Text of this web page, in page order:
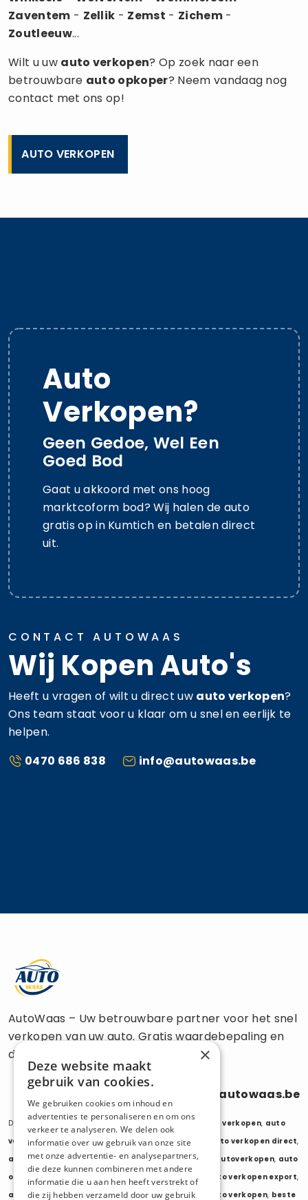
Zaventem - Zellik - Zemst - Zichem-
Zoutleeuw...
Wilt u uw auto verkopen? Op zoek naar een
betrouwbare auto opkoper? Neem vandaag nog
contact met ons op!
AUTO VERKOPEN
Auto
Verkopen?
Geen Gedoe, Wel Een
Goed Bod
Gaat u akkoord met ons hoog
marktcoform bod? Wij halen de auto
gratis op in Kumtich en betalen direct
uit.
CONTACT AUTOWAAS
Wij Kopen Auto's
Heeft u vragen of wilt u direct uw auto verkopen?
Ons team staat voor u klaar om u snel en eerlijk te
helpen.
0470 686 838
info@autowaas.be
AutoWaas – Uw betrouwbare partner voor het snel
verkopen van uw auto. Gratis waardebepaling en
directe uitbetaling.
info@autowaas.be
Diensten: auto verkopen auto export verkopen, auto
verkopen export,auto verkopen zonder keuring auto verkopen direct,
auto tweedehands verkopen,mijn auto verkopen autoverkopen, auto
opkopers
opkoper auto , export auto verkopen auto verkopen export,
auto opkoper export,opkopen van auto's,oude auto verkopen, beste
×
Deze website maakt
gebruik van cookies.
We gebruiken cookies om inhoud en
advertenties te personaliseren en om ons
verkeer te analyseren. We delen ook
informatie over uw gebruik van onze site
met onze advertentie- en analysepartners,
die deze kunnen combineren met andere
informatie die u aan hen heeft verstrekt of
die zij hebben verzameld door uw gebruik